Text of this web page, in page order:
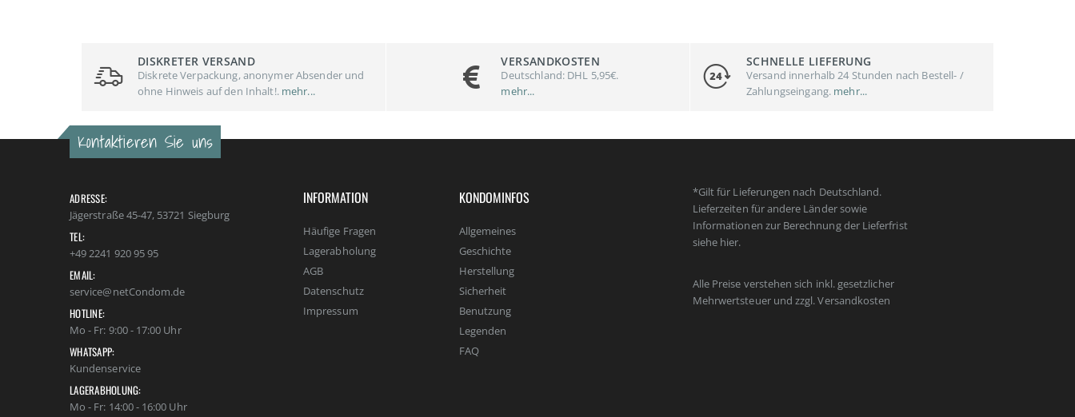
DISKRETER VERSAND
Diskrete Verpackung, anonymer Absender und
ohne Hinweis auf den Inhalt!.mehr...
VERSANDKOSTEN
Deutschland: DHL 5,95€.
mehr...
SCHNELLE LIEFERUNG
Versand innerhalb 24 Stunden nach Bestell- /
Zahlungseingang. mehr...
Kontaktieren Sie uns
ADRESSE:
Jägerstraße 45-47, 53721 Siegburg
TEL:
+49 2241 920 95 95
EMAIL:
service@netCondom.de
HOTLINE:
Mo - Fr: 9:00 - 17:00 Uhr
WHATSAPP:
Kundenservice
LAGERABHOLUNG:
Mo - Fr: 14:00 - 16:00 Uhr
INFORMATION
Häufige Fragen
Lagerabholung
AGB
Datenschutz
Impressum
KONDOMINFOS
Allgemeines
Geschichte
Herstellung
Sicherheit
Benutzung
Legenden
FAQ
*Gilt für Lieferungen nach Deutschland.
Lieferzeiten für andere Länder sowie
Informationen zur Berechnung der Lieferfrist
siehe hier.
Alle Preise verstehen sich inkl. gesetzlicher
Mehrwertsteuer und zzgl.Versandkosten